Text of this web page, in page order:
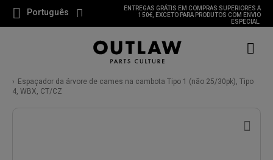
Português
ENTREGAS GRÁTIS EM COMPRAS SUPERIORES A
150€, EXCETO PARA PRODUTOS COM ENVIO
ESPECIAL.
Espaçador da árvore de cames na cambota Tipo 1 (não 25/30pk), Tipo
4, WBX, CT/CZ